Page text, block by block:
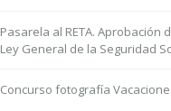
Pasarela al RETA. Aprobación
Ley General de la Seguridad
Concurso fotografía